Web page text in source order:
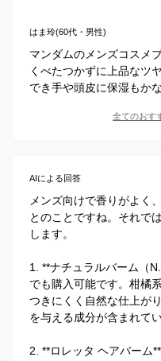
はま玲(60代・男性)
マンダムのメンズコスメ
くべたつかずに上品なツ
でき手や頭皮に保湿もか
全てのおす
AIによる回答
メンズ向けで香りがよく
とのことですね。それで
します。
1. **ナチュラルバーム（
でも購入可能です。柑橘
つきにくく自然な仕上が
を与える成分が含まれてい
2. **ロレッタ ヘアバーム